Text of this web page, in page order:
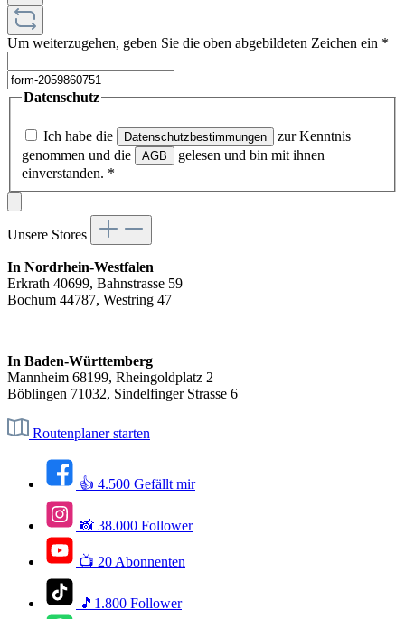
Um weiterzugehen, geben Sie die oben abgebildeten Zeichen ein *
Datenschutz
Ich habe die Datenschutzbestimmungen
zur Kenntnis
genommen und die
AGB
gelesen und bin mit ihnen
einverstanden. *
Unsere Stores
In Nordrhein-Westfalen
Erkrath 40699, Bahnstrasse 59
Bochum 44787, Westring 47
In Baden-Württemberg
Mannheim 68199, Rheingoldplatz 2
Böblingen 71032, Sindelfinger Strasse 6
Routenplaner starten
👍 4.500 Gefällt mir
📸 38.000 Follower
📺 20 Abonnenten
🎵1.800 Follower